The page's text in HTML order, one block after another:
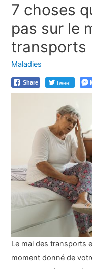
7 choses
pas sur le
transports
Maladies
Share Tweet
Le mal des transports
moment donné de